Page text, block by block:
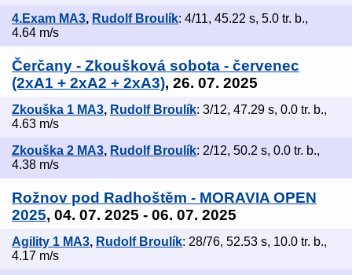
4.Exam MA3, Rudolf Broulík: 4/11, 45.22 s, 5.0 tr. b.,
4.64 m/s
Čerčany - Zkoušková sobota - červenec
(2xA1 + 2xA2 + 2xA3), 26. 07. 2025
Zkouška 1 MA3, Rudolf Broulík: 3/12, 47.29 s, 0.0 tr. b.,
4.63 m/s
Zkouška 2 MA3, Rudolf Broulík: 2/12, 50.2 s, 0.0 tr. b.,
4.38 m/s
Rožnov pod Radhoštěm - MORAVIA OPEN
2025, 04. 07. 2025 - 06. 07. 2025
Agility 1 MA3, Rudolf Broulík: 28/76, 52.53 s, 10.0 tr. b.,
4.17 m/s